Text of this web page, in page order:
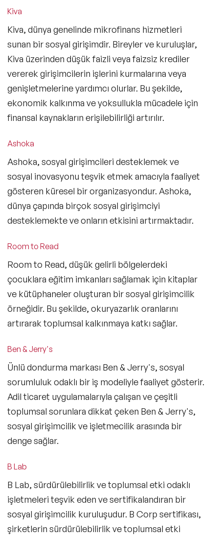
Kiva
Kiva, dünya genelinde mikrofinans hizmetleri
sunan bir sosyal girişimdir. Bireyler ve kuruluşlar,
Kiva üzerinden düşük faizli veya faizsiz krediler
vererek girişimcilerin işlerini kurmalarına veya
genişletmelerine yardımcı olurlar. Bu şekilde,
ekonomik kalkınma ve yoksullukla mücadele için
finansal kaynakların erişilebilirliği artırılır.
Ashoka
Ashoka, sosyal girişimcileri desteklemek ve
sosyal inovasyonu teşvik etmek amacıyla faaliyet
gösteren küresel bir organizasyondur. Ashoka,
dünya çapında birçok sosyal girişimciyi
desteklemekte ve onların etkisini artırmaktadır.
Room to Read
Room to Read, düşük gelirli bölgelerdeki
çocuklara eğitim imkanları sağlamak için kitaplar
ve kütüphaneler oluşturan bir sosyal girişimcilik
örneğidir. Bu şekilde, okuryazarlık oranlarını
artırarak toplumsal kalkınmaya katkı sağlar.
Ben & Jerry's
Ünlü dondurma markası Ben & Jerry's, sosyal
sorumluluk odaklı bir iş modeliyle faaliyet gösterir.
Adil ticaret uygulamalarıyla çalışan ve çeşitli
toplumsal sorunlara dikkat çeken Ben & Jerry's,
sosyal girişimcilik ve işletmecilik arasında bir
denge sağlar.
B Lab
B Lab, sürdürülebilirlik ve toplumsal etki odaklı
işletmeleri teşvik eden ve sertifikalandıran bir
sosyal girişimcilik kuruluşudur. B Corp sertifikası,
şirketlerin sürdürülebilirlik ve toplumsal etki